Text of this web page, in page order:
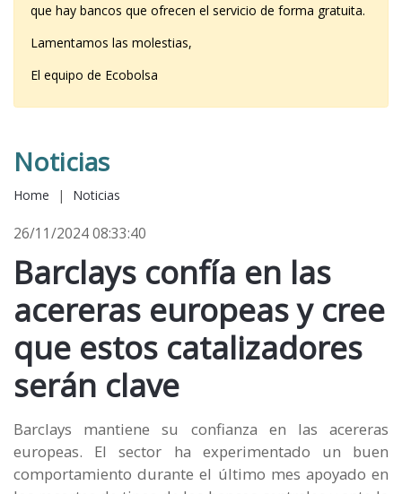
que hay bancos que ofrecen el servicio de forma gratuita.
Lamentamos las molestias,
El equipo de Ecobolsa
Noticias
Home | Noticias
26/11/2024 08:33:40
Barclays confía en las
acereras europeas y cree
que estos catalizadores
serán clave
Barclays mantiene su confianza en las acereras
europeas. El sector ha experimentado un buen
comportamiento durante el último mes apoyado en